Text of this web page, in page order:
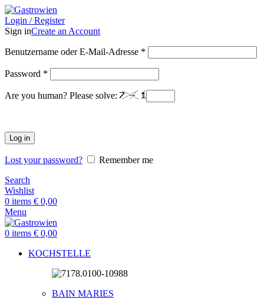
Login / Register
Sign inCreate an Account
Benutzername oder E-Mail-Adresse *
Password *
Are you human? Please solve:
Log in
Lost your password?
Remember me
Search
Wishlist
0 items € 0,00
Menu
0 items € 0,00
KOCHSTELLE
BAIN MARIES